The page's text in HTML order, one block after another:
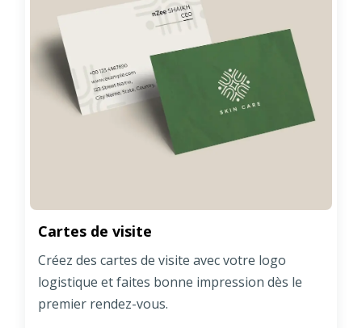
Cartes de visite
Créez des cartes de visite avec votre logo
logistique et faites bonne impression dès le
premier rendez-vous.